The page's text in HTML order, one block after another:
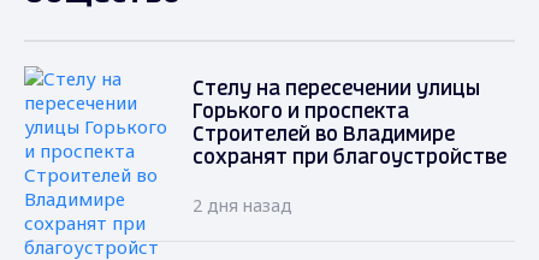
Стелу на пересечении улицы
Горького и проспекта
Строителей во Владимире
сохранят при благоустройстве
2 дня назад